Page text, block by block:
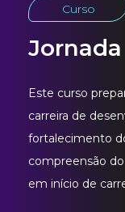
Curso
Este curso
carreira de
fortalecimento
compreensão
em início de